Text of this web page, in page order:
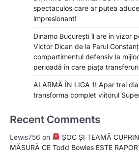
spectaculos care ar putea
impresionant!
Dinamo București îl are în vizor
Victor Dican de la Farul
compartimentul defensiv la
perioadă în care piața
ALARMĂ ÎN LIGA 1! Apar trei
transforma complet viitorul
Recent Comments
Lewis756 on
ȘOC ȘI TEAMĂ
MĂSURĂ CE Todd Bowles ESTE